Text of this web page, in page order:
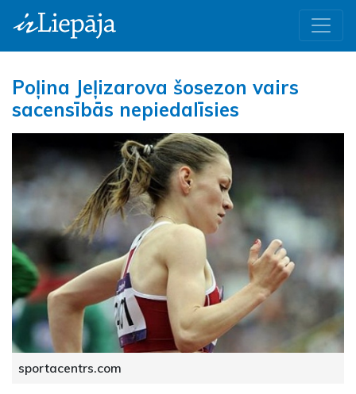
Poļina Jeļizarova šosezon vairs
sacensībās nepiedalīsies
sportacentrs.com